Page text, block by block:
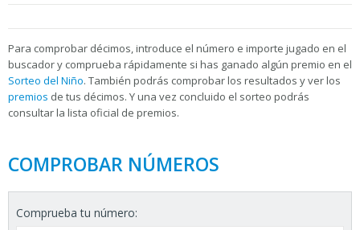
Para comprobar décimos, introduce el número e importe jugado en el
buscador y comprueba rápidamente si has ganado algún premio en el
Sorteo del Niño. También podrás comprobar los resultados y ver los
premios de tus décimos. Y una vez concluido el sorteo podrás
consultar la lista oficial de premios.
COMPROBAR NÚMEROS
Comprueba tu número: